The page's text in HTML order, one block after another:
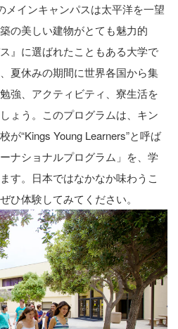
メインキャンパスは太平洋を一望
の美しい建物がとても魅力的
』に選ばれたこともある大学で
夏休みの期間に世界各国から集
強、アクティビティ、寮生活を
ょう。このプログラムは、キン
が“Kings Young Learners”と呼ば
ナショナルプログラム」を、学
す。日本ではなかなか味わうこ
ひ体験してみてください。